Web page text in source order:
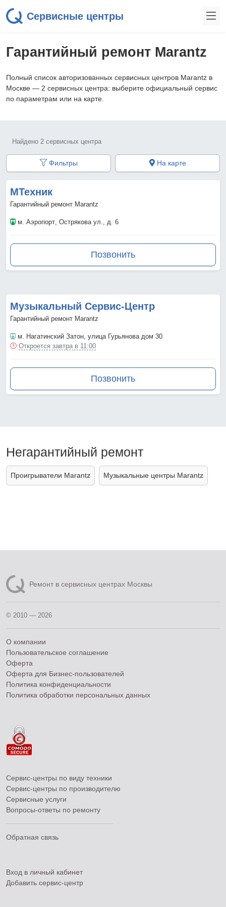
Сервисные центры
Гарантийный ремонт Marantz
Полный список авторизованных сервисных центров Marantz в
Москве — 2 сервисных центра: выберите официальный сервис
по параметрам или на карте.
Найдено 2 сервисных центра
Фильтры На карте
МТехник
Гарантийный ремонт Marantz
м. Аэропорт, Острякова ул., д. 6
Позвонить
Музыкальный Сервис-Центр
Гарантийный ремонт Marantz
м. Нагатинский Затон, улица Гурьянова дом 30
Откроется завтра в 11:00
Позвонить
Негарантийный ремонт
Проигрыватели Marantz Музыкальные центры Marantz
Ремонт в сервисных центрах Москвы
© 2010 — 2026
О компании
Пользовательское соглашение
Оферта
Оферта для Бизнес-пользователей
Политика конфиденциальности
Политика обработки персональных данных
Сервис-центры по виду техники
Сервис-центры по производителю
Сервисные услуги
Вопросы-ответы по ремонту
Обратная связь
Вход в личный кабинет
Добавить сервис-центр